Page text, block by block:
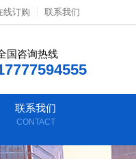
线订购 联系我们
国咨询热线
联系我们
CONTACT